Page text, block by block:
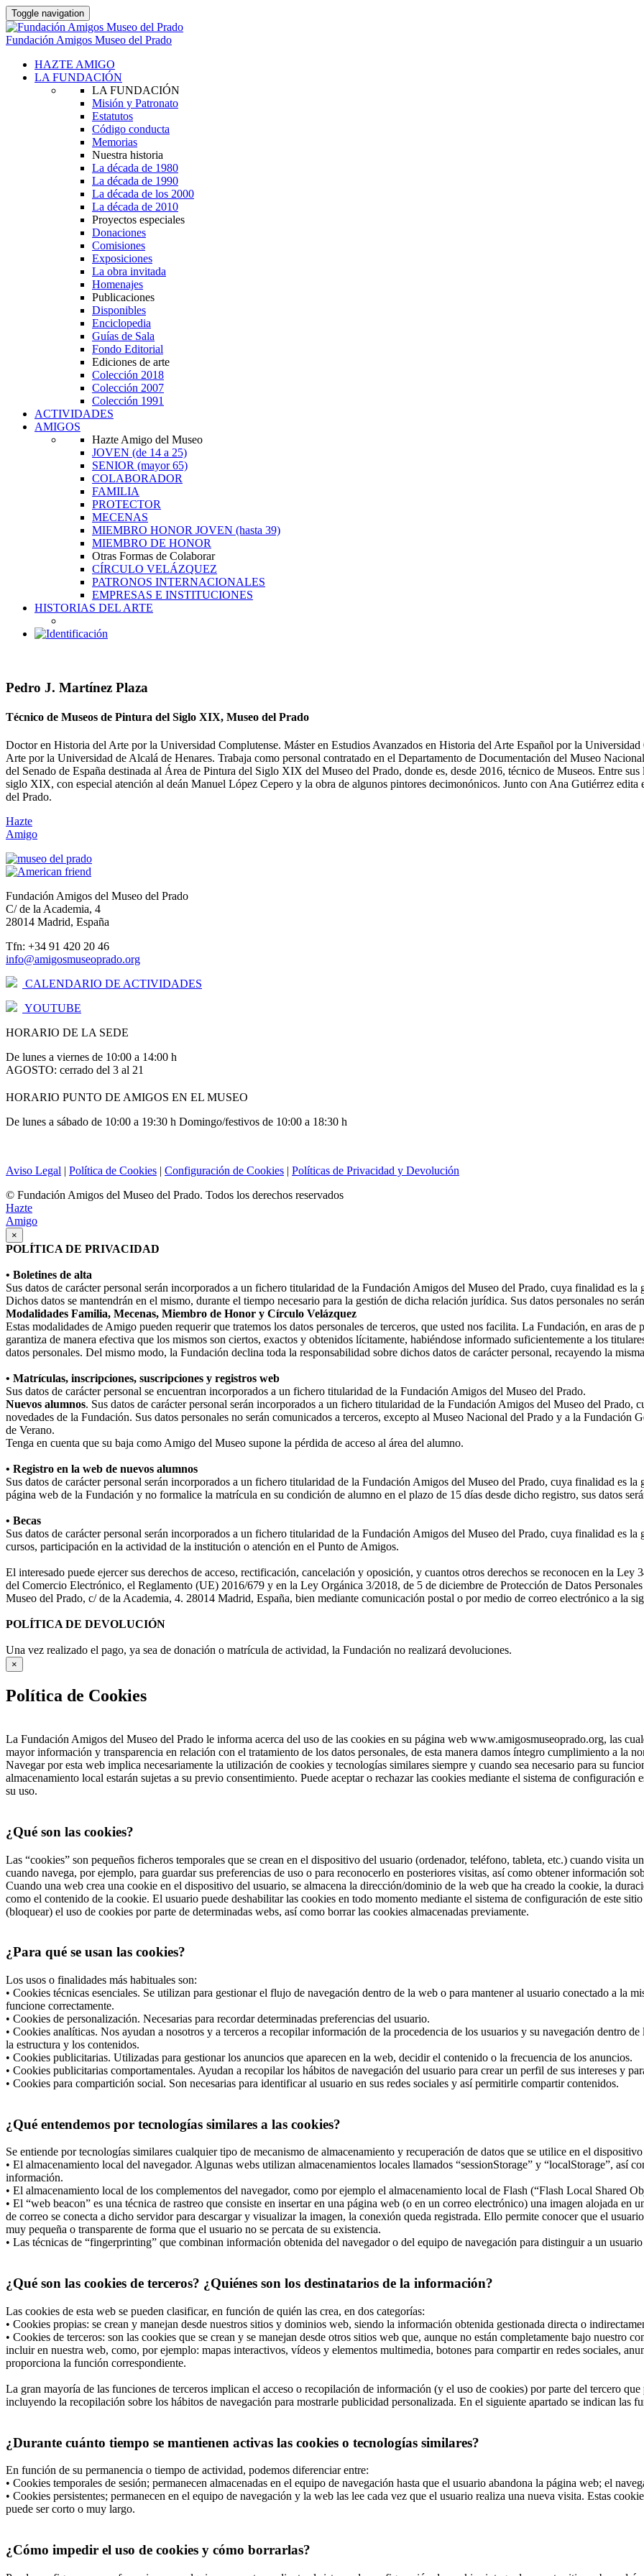
Toggle navigation
Fundación Amigos Museo del Prado
HAZTE AMIGO
LA FUNDACIÓN
LA FUNDACIÓN
Misión y Patronato
Estatutos
Código conducta
Memorias
Nuestra historia
La década de 1980
La década de 1990
La década de los 2000
La década de 2010
Proyectos especiales
Donaciones
Comisiones
Exposiciones
La obra invitada
Homenajes
Publicaciones
Disponibles
Enciclopedia
Guías de Sala
Fondo Editorial
Ediciones de arte
Colección 2018
Colección 2007
Colección 1991
ACTIVIDADES
AMIGOS
Hazte Amigo del Museo
JOVEN (de 14 a 25)
SENIOR (mayor 65)
COLABORADOR
FAMILIA
PROTECTOR
MECENAS
MIEMBRO HONOR JOVEN (hasta 39)
MIEMBRO DE HONOR
Otras Formas de Colaborar
CÍRCULO VELÁZQUEZ
PATRONOS INTERNACIONALES
EMPRESAS E INSTITUCIONES
HISTORIAS DEL ARTE
Pedro J. Martínez Plaza
Técnico de Museos de Pintura del Siglo XIX, Museo del Prado
Doctor en Historia del Arte por la Universidad Complutense. Máster en Estudios Avanzados en Historia del Arte Español por la
Arte por la Universidad de Alcalá de Henares. Trabaja como personal contratado en el Departamento de Documentación del Museo
del Senado de España destinada al Área de Pintura del Siglo XIX del Museo del Prado, donde es, desde 2016, técnico de Museos. Entre
siglo XIX, con especial atención al deán Manuel López Cepero y la obra de algunos pintores decimonónicos. Junto con Ana Gutiérrez
del Prado.
Hazte
Amigo
Fundación Amigos del Museo del Prado
C/ de la Academia, 4
28014 Madrid, España
Tfn: +34 91 420 20 46
info@amigosmuseoprado.org
CALENDARIO DE ACTIVIDADES
YOUTUBE
HORARIO DE LA SEDE
De lunes a viernes de 10:00 a 14:00 h
AGOSTO: cerrado del 3 al 21
HORARIO PUNTO DE AMIGOS EN EL MUSEO
De lunes a sábado de 10:00 a 19:30 h Domingo/festivos de 10:00 a 18:30 h
Aviso Legal | Política de Cookies | Configuración de Cookies | Políticas de Privacidad y Devolución
© Fundación Amigos del Museo del Prado. Todos los derechos reservados
Hazte
Amigo
×
POLÍTICA DE PRIVACIDAD
• Boletines de alta
Sus datos de carácter personal serán incorporados a un fichero titularidad de la Fundación Amigos del Museo del Prado, cuya finalidad es
Dichos datos se mantendrán en el mismo, durante el tiempo necesario para la gestión de dicha relación jurídica. Sus datos personales no
Modalidades Familia, Mecenas, Miembro de Honor y Círculo Velázquez
Estas modalidades de Amigo pueden requerir que tratemos los datos personales de terceros, que usted nos facilita. La Fundación, en aras de
garantiza de manera efectiva que los mismos son ciertos, exactos y obtenidos lícitamente, habiéndose informado suficientemente a los
datos personales. Del mismo modo, la Fundación declina toda la responsabilidad sobre dichos datos de carácter personal, recayendo la
• Matrículas, inscripciones, suscripciones y registros web
Sus datos de carácter personal se encuentran incorporados a un fichero titularidad de la Fundación Amigos del Museo del Prado.
Nuevos alumnos. Sus datos de carácter personal serán incorporados a un fichero titularidad de la Fundación Amigos del Museo del Prado,
novedades de la Fundación. Sus datos personales no serán comunicados a terceros, excepto al Museo Nacional del Prado y a la
de Verano.
Tenga en cuenta que su baja como Amigo del Museo supone la pérdida de acceso al área del alumno.
• Registro en la web de nuevos alumnos
Sus datos de carácter personal serán incorporados a un fichero titularidad de la Fundación Amigos del Museo del Prado, cuya finalidad es la
página web de la Fundación y no formalice la matrícula en su condición de alumno en el plazo de 15 días desde dicho registro, sus datos
• Becas
Sus datos de carácter personal serán incorporados a un fichero titularidad de la Fundación Amigos del Museo del Prado, cuya finalidad es
cursos, participación en la actividad de la institución o atención en el Punto de Amigos.
El interesado puede ejercer sus derechos de acceso, rectificación, cancelación y oposición, y cuantos otros derechos se reconocen en la
del Comercio Electrónico, el Reglamento (UE) 2016/679 y en la Ley Orgánica 3/2018, de 5 de diciembre de Protección de Datos
Museo del Prado, c/ de la Academia, 4. 28014 Madrid, España, bien mediante comunicación postal o por medio de correo electrónico a la
POLÍTICA DE DEVOLUCIÓN
Una vez realizado el pago, ya sea de donación o matrícula de actividad, la Fundación no realizará devoluciones.
×
Política de Cookies
La Fundación Amigos del Museo del Prado le informa acerca del uso de las cookies en su página web www.amigosmuseoprado.org, las
mayor información y transparencia en relación con el tratamiento de los datos personales, de esta manera damos íntegro cumplimiento a la
Navegar por esta web implica necesariamente la utilización de cookies y tecnologías similares siempre y cuando sea necesario para su
almacenamiento local estarán sujetas a su previo consentimiento. Puede aceptar o rechazar las cookies mediante el sistema de
su uso.
¿Qué son las cookies?
Las “cookies” son pequeños ficheros temporales que se crean en el dispositivo del usuario (ordenador, teléfono, tableta, etc.) cuando visita
cuando navega, por ejemplo, para guardar sus preferencias de uso o para reconocerlo en posteriores visitas, así como obtener información
Cuando una web crea una cookie en el dispositivo del usuario, se almacena la dirección/dominio de la web que ha creado la cookie, la
como el contenido de la cookie. El usuario puede deshabilitar las cookies en todo momento mediante el sistema de configuración de este
(bloquear) el uso de cookies por parte de determinadas webs, así como borrar las cookies almacenadas previamente.
¿Para qué se usan las cookies?
Los usos o finalidades más habituales son:
• Cookies técnicas esenciales. Se utilizan para gestionar el flujo de navegación dentro de la web o para mantener al usuario conectado a la
funcione correctamente.
• Cookies de personalización. Necesarias para recordar determinadas preferencias del usuario.
• Cookies analíticas. Nos ayudan a nosotros y a terceros a recopilar información de la procedencia de los usuarios y su navegación dentro
la estructura y los contenidos.
• Cookies publicitarias. Utilizadas para gestionar los anuncios que aparecen en la web, decidir el contenido o la frecuencia de los anuncios.
• Cookies publicitarias comportamentales. Ayudan a recopilar los hábitos de navegación del usuario para crear un perfil de sus intereses y
• Cookies para compartición social. Son necesarias para identificar al usuario en sus redes sociales y así permitirle compartir contenidos.
¿Qué entendemos por tecnologías similares a las cookies?
Se entiende por tecnologías similares cualquier tipo de mecanismo de almacenamiento y recuperación de datos que se utilice en el
• El almacenamiento local del navegador. Algunas webs utilizan almacenamientos locales llamados “sessionStorage” y “localStorage”, así
información.
• El almacenamiento local de los complementos del navegador, como por ejemplo el almacenamiento local de Flash (“Flash Local Shared
• El “web beacon” es una técnica de rastreo que consiste en insertar en una página web (o en un correo electrónico) una imagen alojada
de correo se conecta a dicho servidor para descargar y visualizar la imagen, la conexión queda registrada. Ello permite conocer que el
muy pequeña o transparente de forma que el usuario no se percata de su existencia.
• Las técnicas de “fingerprinting” que combinan información obtenida del navegador o del equipo de navegación para distinguir a un
¿Qué son las cookies de terceros? ¿Quiénes son los destinatarios de la información?
Las cookies de esta web se pueden clasificar, en función de quién las crea, en dos categorías:
• Cookies propias: se crean y manejan desde nuestros sitios y dominios web, siendo la información obtenida gestionada directa o
• Cookies de terceros: son las cookies que se crean y se manejan desde otros sitios web que, aunque no están completamente bajo nuestro
incluir en nuestra web, como, por ejemplo: mapas interactivos, vídeos y elementos multimedia, botones para compartir en redes sociales,
proporciona la función correspondiente.
La gran mayoría de las funciones de terceros implican el acceso o recopilación de información (y el uso de cookies) por parte del tercero
incluyendo la recopilación sobre los hábitos de navegación para mostrarle publicidad personalizada. En el siguiente apartado se indican las
¿Durante cuánto tiempo se mantienen activas las cookies o tecnologías similares?
En función de su permanencia o tiempo de actividad, podemos diferenciar entre:
• Cookies temporales de sesión; permanecen almacenadas en el equipo de navegación hasta que el usuario abandona la página web; el
• Cookies persistentes; permanecen en el equipo de navegación y la web las lee cada vez que el usuario realiza una nueva visita. Estas
puede ser corto o muy largo.
¿Cómo impedir el uso de cookies y cómo borrarlas?